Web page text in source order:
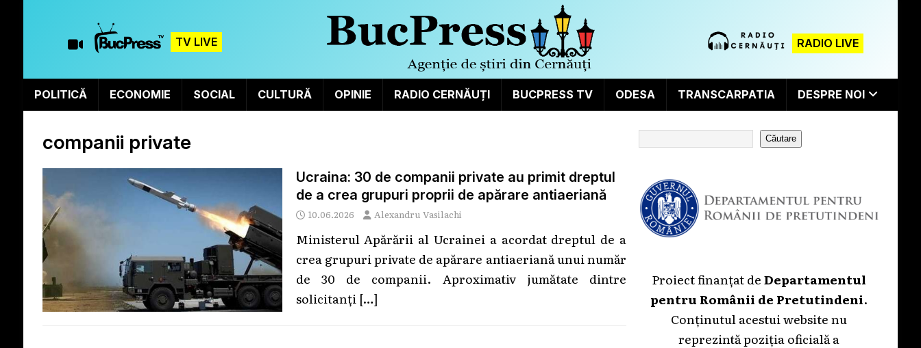
TV LIVE RADIO LIVE
POLITICĂ ECONOMIE SOCIAL CULTURĂ OPINIE RADIO CERNĂUȚI BUCPRESS TV ODESA TRANSCARPATIA DESPRE NOI
companii private
Ucraina: 30 de companii private au primit dreptul
de a crea grupuri proprii de apărare antiaeriană
10.06.2026 Alexandru Vasilachi
Ministerul Apărării al Ucrainei a acordat dreptul de a
crea grupuri private de apărare antiaeriană unui număr
de 30 de companii. Aproximativ jumătate dintre
solicitanți […]
Căutare
Proiect finanțat deDepartamentul
pentru Românii de Pretutindeni.
Conținutul acestui website nu
reprezintă poziția oficială a